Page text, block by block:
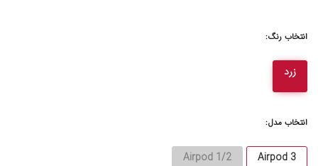
انتخاب رنگ:
زرد
انتخاب مدل:
Airpod 3
Airpod 1/2